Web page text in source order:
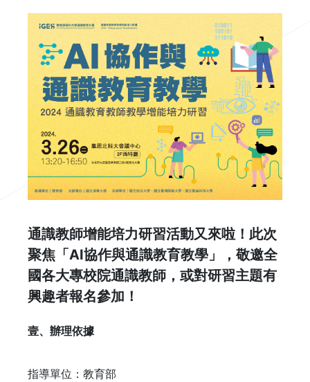
通識教師增能培力研習活動又來啦！此次
聚焦「AI協作與通識教育教學」，敬邀全
國各大專校院通識教師，或對研習主題有
興趣者報名參加！
壹、辦理依據
指導單位：教育部